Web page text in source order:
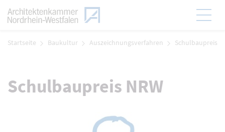
Zum Menü
Startseite Baukultur Auszeichnungsverfahren Schulbaupreis
Schulbaupreis NRW